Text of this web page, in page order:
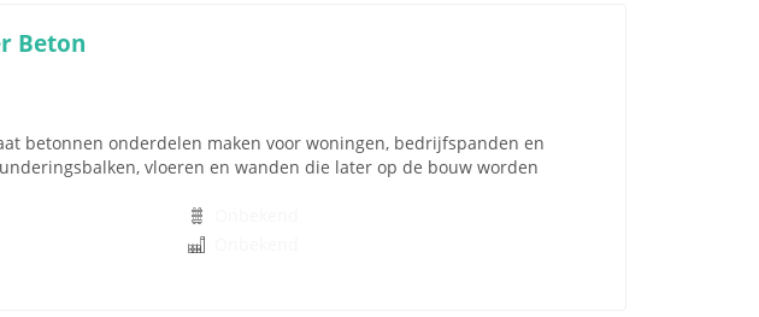
Beton
betonnen onderdelen maken voor woningen, bedrijfspanden en
vloeren en wanden die later op de bouw worden